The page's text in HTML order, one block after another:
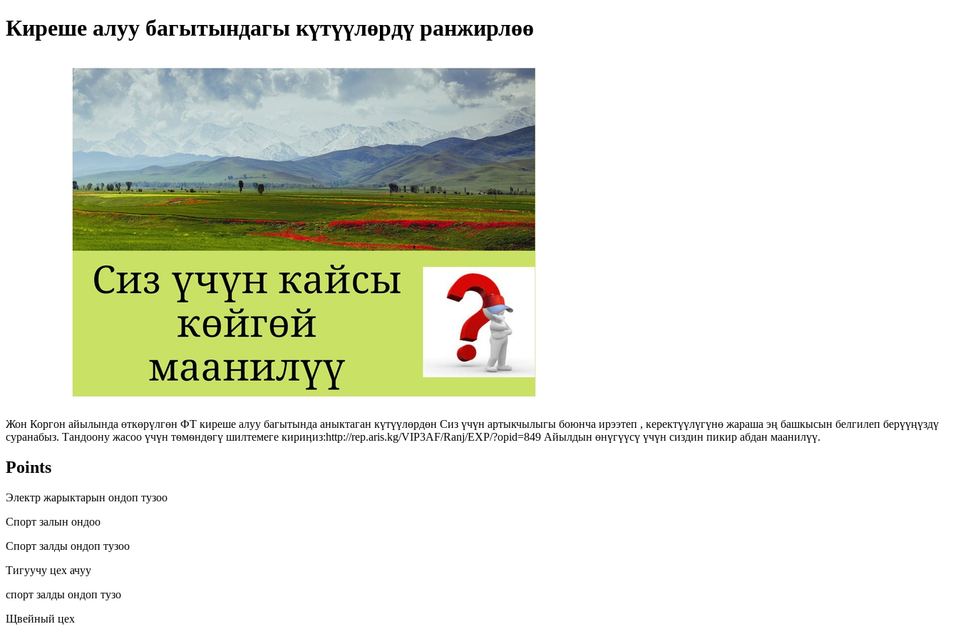
Киреше алуу багытындагы күтүүлөрдү ранжирлөө
Жон Коргон айылында өткөрүлгөн ФТ киреше алуу багытында аныктаган күтүүлөрдөн Сиз үчүн артыкчылыгы боюнча ирээтеп , керектүүлүгүнө жараша эң башкысын белгилеп берүүңүздү
суранабыз. Тандоону жасоо үчүн тѳмѳндѳгү шилтемеге кириӊиз:http://rep.aris.kg/VIP3AF/Ranj/EXP/?opid=849 Айылдын өнүгүүсү үчүн сиздин пикир абдан маанилүү.
Points
Электр жарыктарын ондоп тузоо
Спорт залын ондоо
Спорт залды ондоп тузоо
Тигуучу цех ачуу
спорт залды ондоп тузо
Щвейный цех